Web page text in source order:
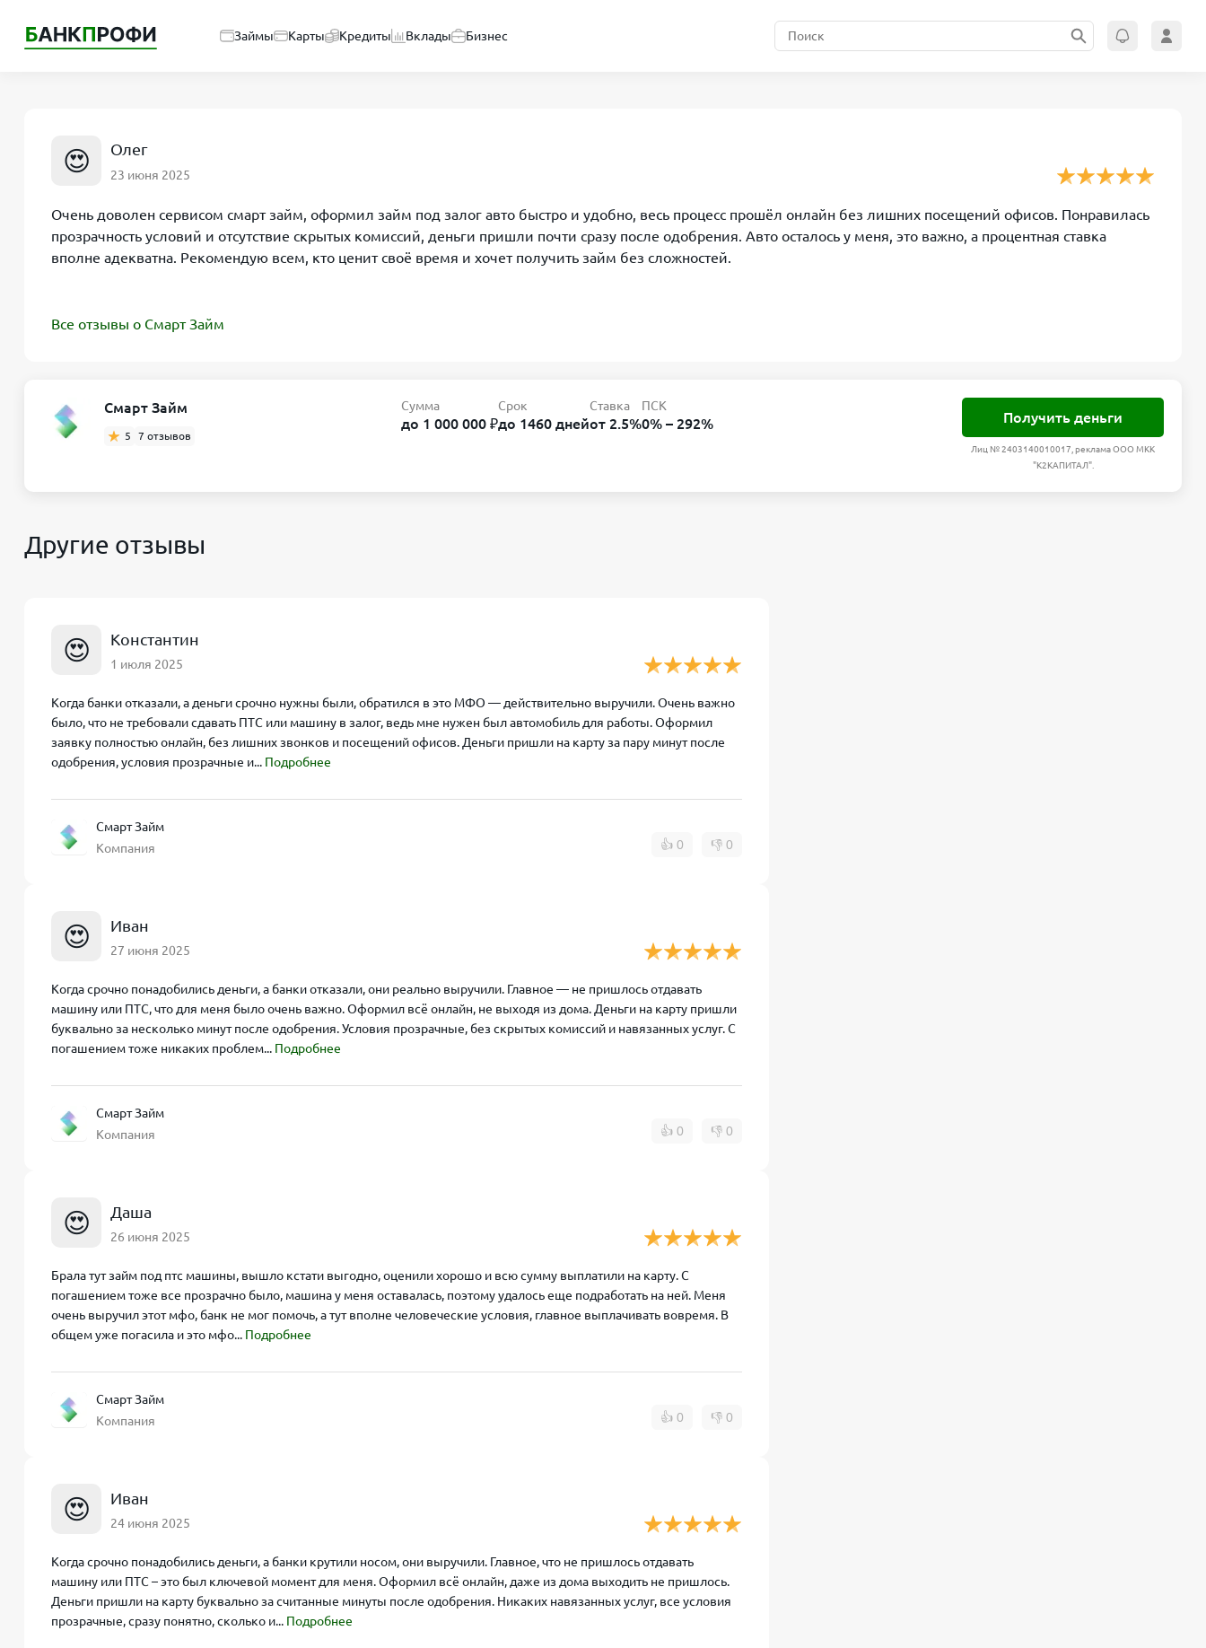
Займы Карты Кредиты Вклады Бизнес
😍 Олег
23 июня 2025
Очень доволен сервисом смарт займ, оформил займ под залог авто быстро и удобно, весь процесс прошёл онлайн без лишних посещений офисов. Понравилась
прозрачность условий и отсутствие скрытых комиссий, деньги пришли почти сразу после одобрения. Авто осталось у меня, это важно, а процентная ставка
вполне адекватна. Рекомендую всем, кто ценит своё время и хочет получить займ без сложностей.
Все отзывы о Смарт Займ
Смарт Займ
5 7 отзывов
Сумма
до 1 000 000 ₽
Срок
до 1460 дней
Ставка
от 2.5%
ПСК
0% – 292% Получить деньги
Лиц № 2403140010017, реклама ООО МКК
"К2КАПИТАЛ".
Другие отзывы
😍 Константин
1 июля 2025
Когда банки отказали, а деньги срочно нужны были, обратился в это МФО — действительно выручили. Очень важно
было, что не требовали сдавать ПТС или машину в залог, ведь мне нужен был автомобиль для работы. Оформил
заявку полностью онлайн, без лишних звонков и посещений офисов. Деньги пришли на карту за пару минут после
одобрения, условия прозрачные и... Подробнее
Смарт Займ
Компания
👍 0 👎 0
😍 Иван
27 июня 2025
Когда срочно понадобились деньги, а банки отказали, они реально выручили. Главное — не пришлось отдавать
машину или ПТС, что для меня было очень важно. Оформил всё онлайн, не выходя из дома. Деньги на карту пришли
буквально за несколько минут после одобрения. Условия прозрачные, без скрытых комиссий и навязанных услуг. С
погашением тоже никаких проблем... Подробнее
Смарт Займ
Компания
👍 0 👎 0
😍 Даша
26 июня 2025
Брала тут займ под птс машины, вышло кстати выгодно, оценили хорошо и всю сумму выплатили на карту. С
погашением тоже все прозрачно было, машина у меня оставалась, поэтому удалось еще подработать на ней. Меня
очень выручил этот мфо, банк не мог помочь, а тут вполне человеческие условия, главное выплачивать вовремя. В
общем уже погасила и это мфо... Подробнее
Смарт Займ
Компания
👍 0 👎 0
😍 Иван
24 июня 2025
Когда срочно понадобились деньги, а банки крутили носом, они выручили. Главное, что не пришлось отдавать
машину или ПТС – это был ключевой момент для меня. Оформил всё онлайн, даже из дома выходить не пришлось.
Деньги пришли на карту буквально за считанные минуты после одобрения. Никаких навязанных услуг, все условия
прозрачные, сразу понятно, сколько и... Подробнее